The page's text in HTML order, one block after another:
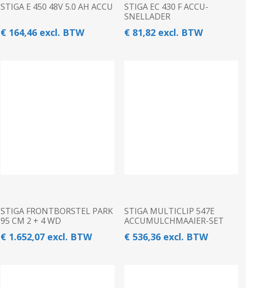
STIGA E 450 48V 5.0 AH ACCU
€ 164,46 excl. BTW
STIGA EC 430 F ACCU-
SNELLADER
€ 81,82 excl. BTW
STIGA FRONTBORSTEL PARK
95 CM 2 + 4 WD
€ 1.652,07 excl. BTW
STIGA MULTICLIP 547E
ACCUMULCHMAAIER-SET
€ 536,36 excl. BTW